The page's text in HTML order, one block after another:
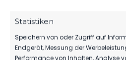
Statistiken
Speichern von oder Zugriff auf
Endgerät, Messung der
Performance von Inhalten, Analyse
SPONSOREN